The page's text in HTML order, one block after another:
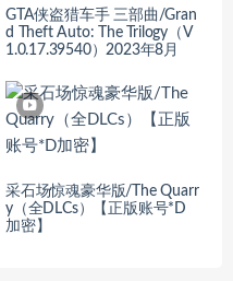
GTA侠盗猎车手 三部曲/Gran
d Theft Auto: The Trilogy（V
1.0.17.39540）2023年8月
采石场惊魂豪华版/The Quarr
y（全DLCs）【正版账号*D
加密】